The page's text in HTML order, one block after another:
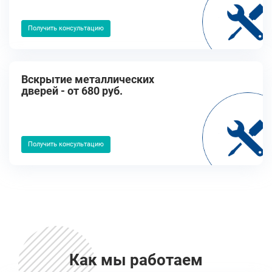
Получить консультацию
Вскрытие металлических
дверей - от 680 руб.
Получить консультацию
Как мы работаем